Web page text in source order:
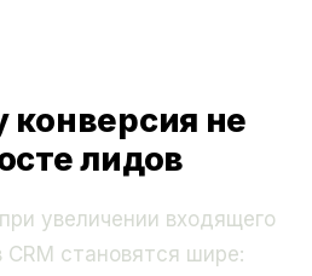
конверсия не
лидов
увеличении входящего
становятся шире: